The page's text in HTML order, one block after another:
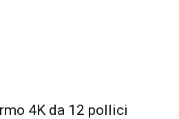
4K da 12 pollici